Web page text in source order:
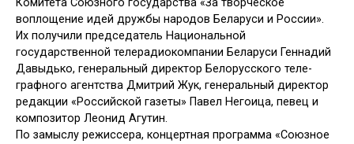
Комитета Союзного государства «За творческое
воплощение идей дружбы народов Беларуси и России».
Их получили председатель Национальной
государственной телерадиокомпании Беларуси Геннадий
Давыдько, гене­ральный директор Белорусского теле­
графного агентства Дмитрий Жук, генеральный директор
редакции «Рос­сийской газеты» Павел Негоица, певец и
композитор Леонид Агутин.
По замыслу режиссера, концертная программа «Союзное